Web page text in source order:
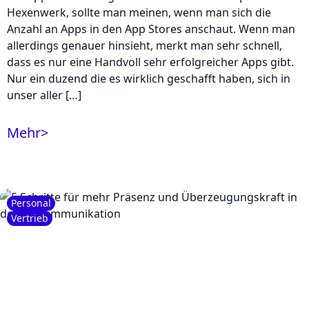
Hexenwerk, sollte man meinen, wenn man sich die
Anzahl an Apps in den App Stores anschaut. Wenn man
allerdings genauer hinsieht, merkt man sehr schnell,
dass es nur eine Handvoll sehr erfolgreicher Apps gibt.
Nur ein duzend die es wirklich geschafft haben, sich in
unser aller […]
Mehr>
Personal
Vertrieb